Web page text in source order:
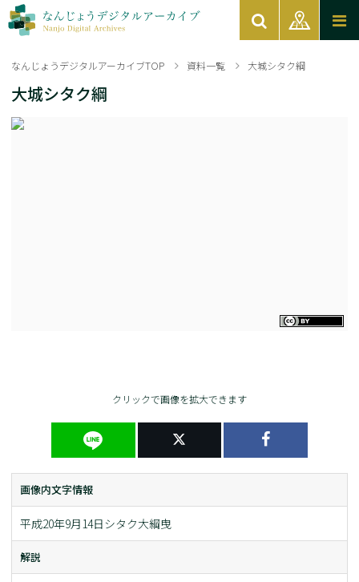
なんじょうデジタルアーカイブTOP 資料一覧 大城シタク綱
大城シタク綱
クリックで画像を拡大できます
画像内文字情報
平成20年9月14日シタク大綱曳
解説